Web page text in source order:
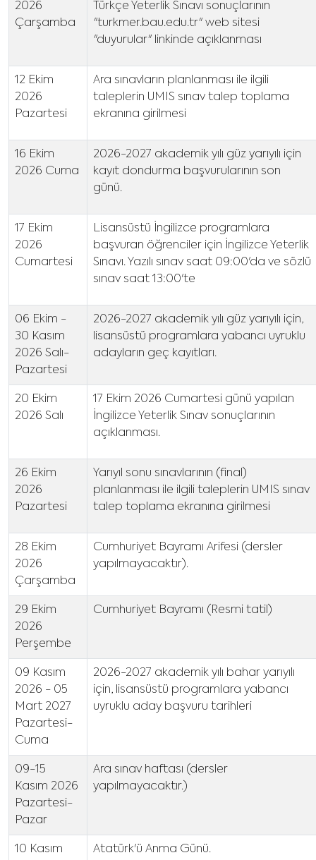
2026
Çarşamba
Türkçe Yeterlik Sınavı sonuçlarının
"turkmer.bau.edu.tr" web sitesi
"duyurular" linkinde açıklanması
12 Ekim
2026
Pazartesi
Ara sınavların planlanması ile ilgili
taleplerin UMIS sınav talep toplama
ekranına girilmesi
16 Ekim
2026 Cuma
2026-2027 akademik yılı güz yarıyılı için
kayıt dondurma başvurularının son
günü.
17 Ekim
2026
Cumartesi
Lisansüstü İngilizce programlara
başvuran öğrenciler için İngilizce Yeterlik
Sınavı. Yazılı sınav saat 09:00'da ve sözlü
sınav saat 13:00'te
06 Ekim -
30 Kasım
2026 Salı-
Pazartesi
2026-2027 akademik yılı güz yarıyılı için,
lisansüstü programlara yabancı uyruklu
adayların geç kayıtları.
20 Ekim
2026 Salı
17 Ekim 2026 Cumartesi günü yapılan
İngilizce Yeterlik Sınav sonuçlarının
açıklanması.
26 Ekim
2026
Pazartesi
Yarıyıl sonu sınavlarının (final)
planlanması ile ilgili taleplerin UMIS sınav
talep toplama ekranına girilmesi
28 Ekim
2026
Çarşamba
Cumhuriyet Bayramı Arifesi (dersler
yapılmayacaktır).
29 Ekim
2026
Perşembe
Cumhuriyet Bayramı (Resmi tatil)
09 Kasım
2026 - 05
Mart 2027
Pazartesi-
Cuma
2026-2027 akademik yılı bahar yarıyılı
için, lisansüstü programlara yabancı
uyruklu aday başvuru tarihleri
09-15
Kasım 2026
Pazartesi-
Pazar
Ara sınav haftası (dersler
yapılmayacaktır.)
10 Kasım
Atatürk'ü Anma Günü.